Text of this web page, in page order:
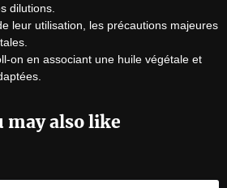
dilutions.
leur utilisation, les précautions majeures
on en associant une huile végétale et
may also like